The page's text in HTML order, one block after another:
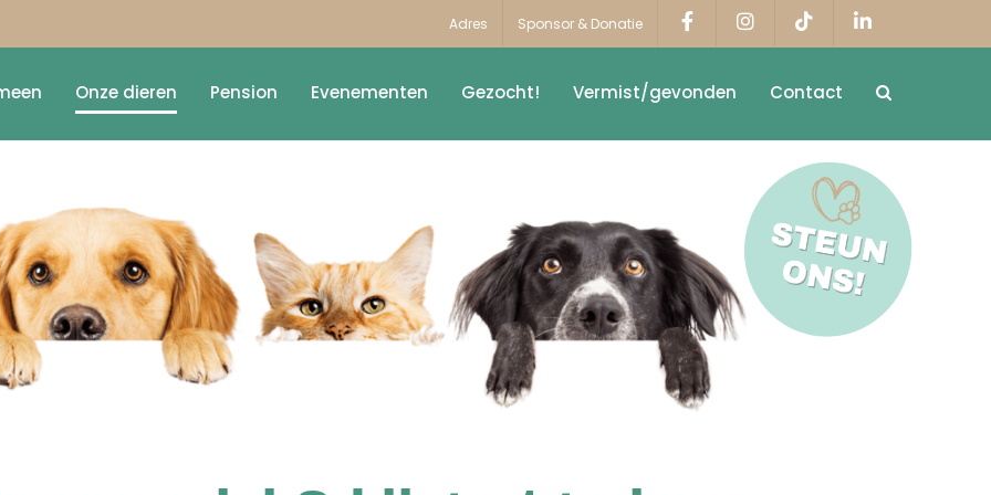
Adres Sponsor & Donatie
Onze dieren Pension Evenementen Gezocht! Vermist/gevonden Contact